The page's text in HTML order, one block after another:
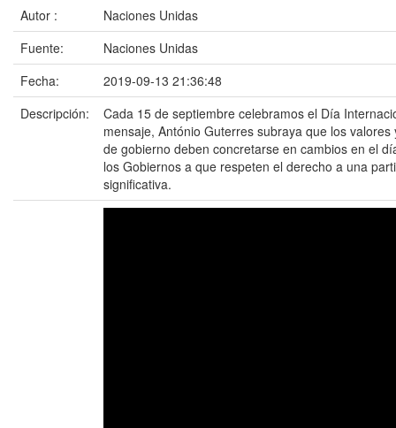
Autor :
Naciones Unidas
Fuente:
Naciones Unidas
Fecha:
2019-09-13 21:36:48
Descripción:
Cada 15 de septiembre celebramos el Día
mensaje, António Guterres subraya que los
de gobierno deben concretarse en cambios en el
los Gobiernos a que respeten el derecho a una
significativa.